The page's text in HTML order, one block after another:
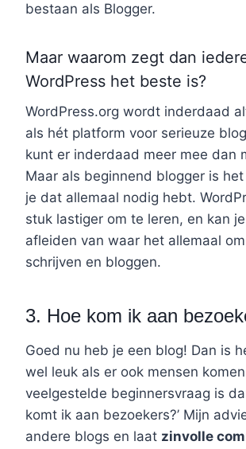
bestaan als Blogger.
Maar waarom zegt dan
WordPress het beste is?
WordPress.org wordt inderdaad
als hét platform voor serieuze
kunt er inderdaad meer mee dan
Maar als beginnend blogger is
je dat allemaal nodig hebt.
stuk lastiger om te leren, en kan
afleiden van waar het allemaal
schrijven en bloggen.
3. Hoe kom ik aan
Goed nu heb je een blog! Dan is
wel leuk als er ook mensen
veelgestelde beginnersvraag is
komt ik aan bezoekers?’ Mijn
andere blogs en laat zinvolle